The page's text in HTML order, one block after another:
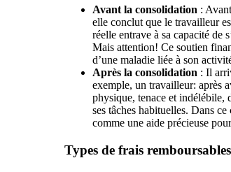
Avant la consolidation :
elle conclut que le travailleur
réelle entrave à sa capacité de
Mais attention! Ce soutien
d’une maladie liée à son
Après la consolidation : Il
exemple, un travailleur: après
physique, tenace et indélébile,
ses tâches habituelles. Dans
comme une aide précieuse
Types de frais